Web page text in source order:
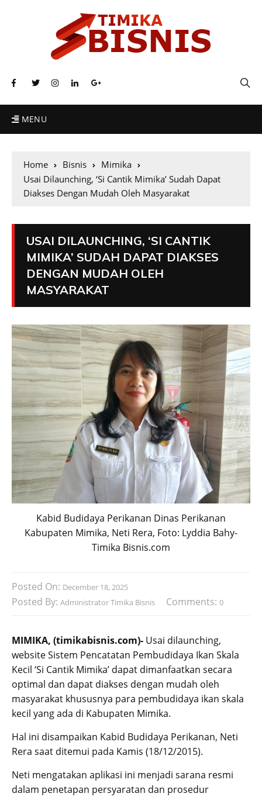
MENU
Home Bisnis
Mimika
Usai Dilaunching, ‘Si Cantik Mimika’ Sudah Dapat
Diakses Dengan Mudah Oleh Masyarakat
USAI DILAUNCHING, ‘SI CANTIK
MIMIKA’ SUDAH DAPAT DIAKSES
DENGAN MUDAH OLEH
MASYARAKAT
Kabid Budidaya Perikanan Dinas Perikanan
Kabupaten Mimika, Neti Rera, Foto: Lyddia Bahy-
Timika Bisnis.com
Posted On: December 18, 2025
Posted By: Administrator Timika Bisnis Comments: 0
MIMIKA, (timikabisnis.com)- Usai dilaunching,
website Sistem Pencatatan Pembudidaya Ikan Skala
Kecil ‘Si Cantik Mimika’ dapat dimanfaatkan secara
optimal dan dapat diakses dengan mudah oleh
masyarakat khususnya para pembudidaya ikan skala
kecil yang ada di Kabupaten Mimika.
Hal ini disampaikan Kabid Budidaya Perikanan, Neti
Rera saat ditemui pada Kamis (18/12/2015).
Neti mengatakan aplikasi ini menjadi sarana resmi
dalam penetapan persyaratan dan prosedur